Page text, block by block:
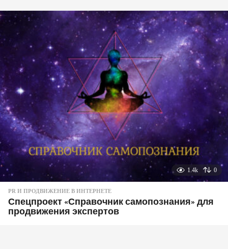
1.4k 0
PR И ПРОДВИЖЕНИЕ В ИНТЕРНЕТЕ
Спецпроект «Справочник самопознания» для
продвижения экспертов